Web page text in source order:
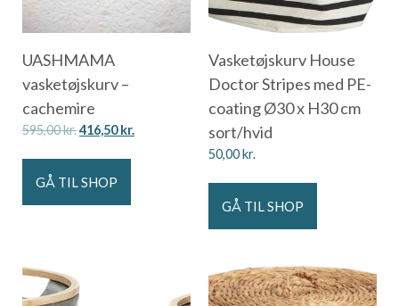
UASHMAMA
vasketøjskurv –
cachemire
595,00kr.416,50kr.
GÅ TIL SHOP
Vasketøjskurv House
Doctor Stripes med PE-
coating Ø30 x H30 cm
sort/hvid
50,00kr.
GÅ TIL SHOP